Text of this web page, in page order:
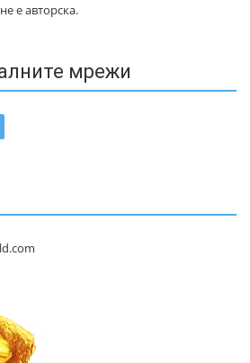
е авторска.
мрежи